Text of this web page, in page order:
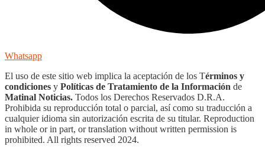
Whatsapp
El uso de este sitio web implica la aceptación de los Términos y
condiciones y Políticas de Tratamiento de la Información de
Matinal Noticias. Todos los Derechos Reservados D.R.A.
Prohibida su reproducción total o parcial, así como su traducción a
cualquier idioma sin autorización escrita de su titular. Reproduction
in whole or in part, or translation without written permission is
prohibited. All rights reserved 2024.